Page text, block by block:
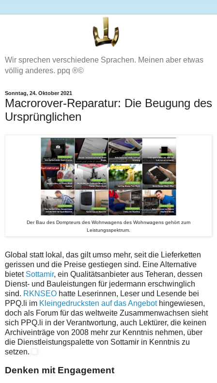
Wir sprechen verschiedene Sprachen. Meinen aber etwas
völlig anderes. ppq ®©
Sonntag, 24. Oktober 2021
Macrorover-Reparatur: Die Beugung des
Ursprünglichen
Der Bau des Dompteurs des Wohnwagens des Wohnwagens gehört zum
Leistungsspektrum.
Global statt lokal, das gilt umso mehr, seit die Lieferketten
gerissen und die Preise gestiegen sind. Eine Alternative
bietet Sottamir, ein Qualitätsanbieter aus Teheran, dessen
Dienst- und Bauleistungen für jedermann erschwinglich
sind. RKNSEO hatte Leserinnen, Leser und Lesende bei
PPQ.li im Kleingedrucksten auf das Angebothingewiesen,
doch als Forum für das weltweite Zusammenwachsen sieht
sich PPQ.li in der Verantwortung, auch Lektürer, die keinen
Archiveinträge von 2008 mehr zur Kenntnis nehmen, über
die Dienstleistungspalette von Sottamir in Kenntnis zu
setzen.
Denken mit Engagement